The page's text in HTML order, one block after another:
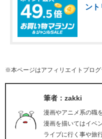
ント
※本ページはアフィリエイトプロ
筆者：zakki
漫画やアニメ系の職
漫画を描いてはイベ
ライブに行く事や旅